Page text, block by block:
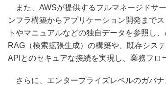
また、AWSが提供するフルマネージドサ
ンフラ構築からアプリケーション開発まで
トやマニュアルなどの独自データを参照し
RAG（検索拡張生成）の構築や、既存シス
APIとのセキュアな接続を実現し、業務フロ
さらに、エンタープライズレベルのガバ